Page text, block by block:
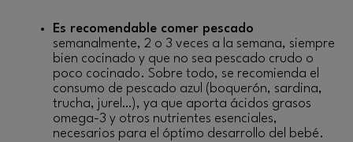
Es recomendable comer pescado
semanalmente, 2 o 3 veces a la semana, siempre
bien cocinado y que no sea pescado crudo o
poco cocinado. Sobre todo, se recomienda el
consumo de pescado azul (boquerón, sardina,
trucha, jurel…), ya que aporta ácidos grasos
omega-3 y otros nutrientes esenciales,
necesarios para el óptimo desarrollo del bebé.